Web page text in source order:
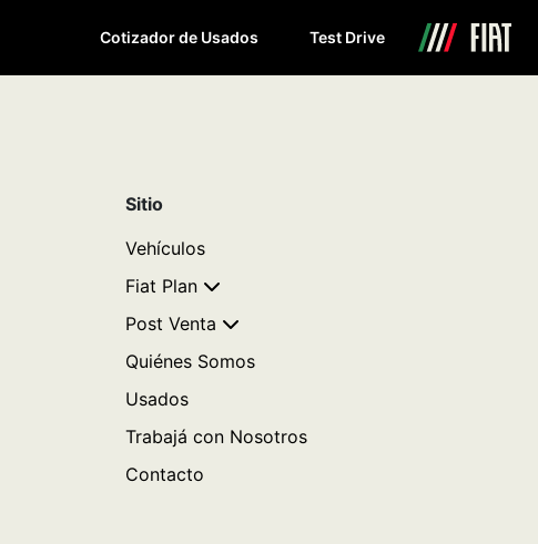
Cotizador de Usados Test Drive
Sitio
Vehículos
Fiat Plan
Post Venta
Quiénes Somos
Usados
Trabajá con Nosotros
Contacto